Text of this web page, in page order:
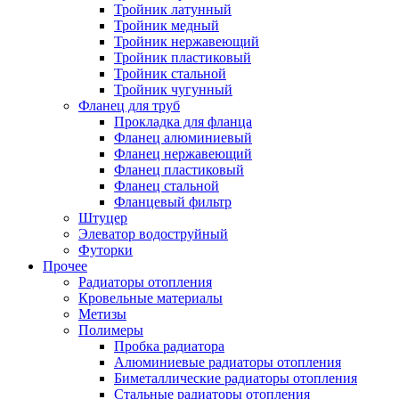
Тройник латунный
Тройник медный
Тройник нержавеющий
Тройник пластиковый
Тройник стальной
Тройник чугунный
Фланец для труб
Прокладка для фланца
Фланец алюминиевый
Фланец нержавеющий
Фланец пластиковый
Фланец стальной
Фланцевый фильтр
Штуцер
Элеватор водоструйный
Футорки
Прочее
Радиаторы отопления
Кровельные материалы
Метизы
Полимеры
Пробка радиатора
Алюминиевые радиаторы отопления
Биметаллические радиаторы отопления
Стальные радиаторы отопления